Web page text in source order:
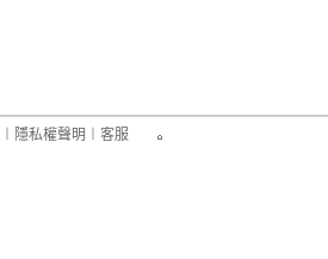
隱私權聲明 客服